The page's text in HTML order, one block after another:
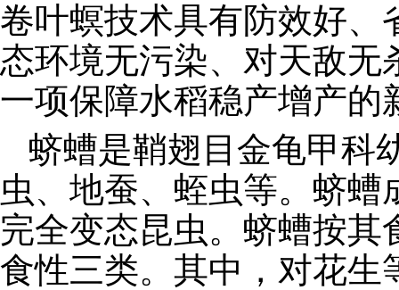
卷叶螟技术具有防效好、
态环境无污染、对天敌无
一项保障水稻稳产增产的
蛴螬是鞘翅目金龟甲科
虫、地蚕、蛭虫等。蛴
完全变态昆虫。蛴螬按
食性三类。其中，对花生